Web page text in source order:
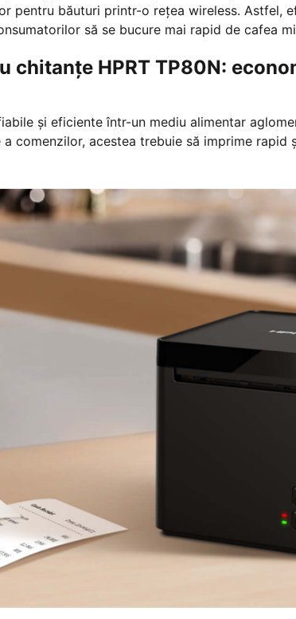
pentru băuturi printr-o rețea wireless. Astfel,
să se bucure mai rapid de cafea
chitanțe HPRT TP80N:
și eficiente într-un mediu alimentar
comenzilor, acestea trebuie să imprime rapid